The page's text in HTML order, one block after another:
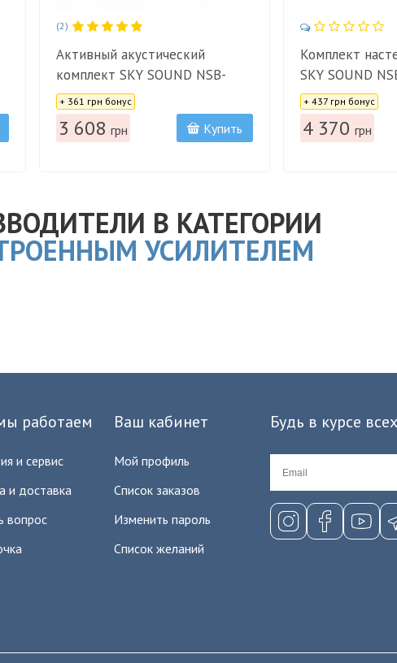
(2)
Активный акустический
комплект SKY SOUND NSB-
40W+bluetooth
Цена:
+ 361 грн бонус
3 608 грн Купить
Комплект
SKY SOUND
Цена:
+ 437 грн бонус
4 370 грн
В КАТЕГОРИИ
УСИЛИТЕЛЕМ
работаем
и сервис
и доставка
вопрос
Ваш кабинет
Мой профиль
Список заказов
Изменить пароль
Список желаний
Будь в курсе